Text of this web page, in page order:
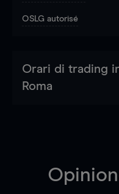
OSLG autorisé
Orari di trading
Roma